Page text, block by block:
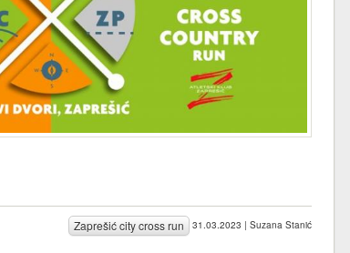
Zaprešić city cross run 31.03.2023 | Suzana Stanić